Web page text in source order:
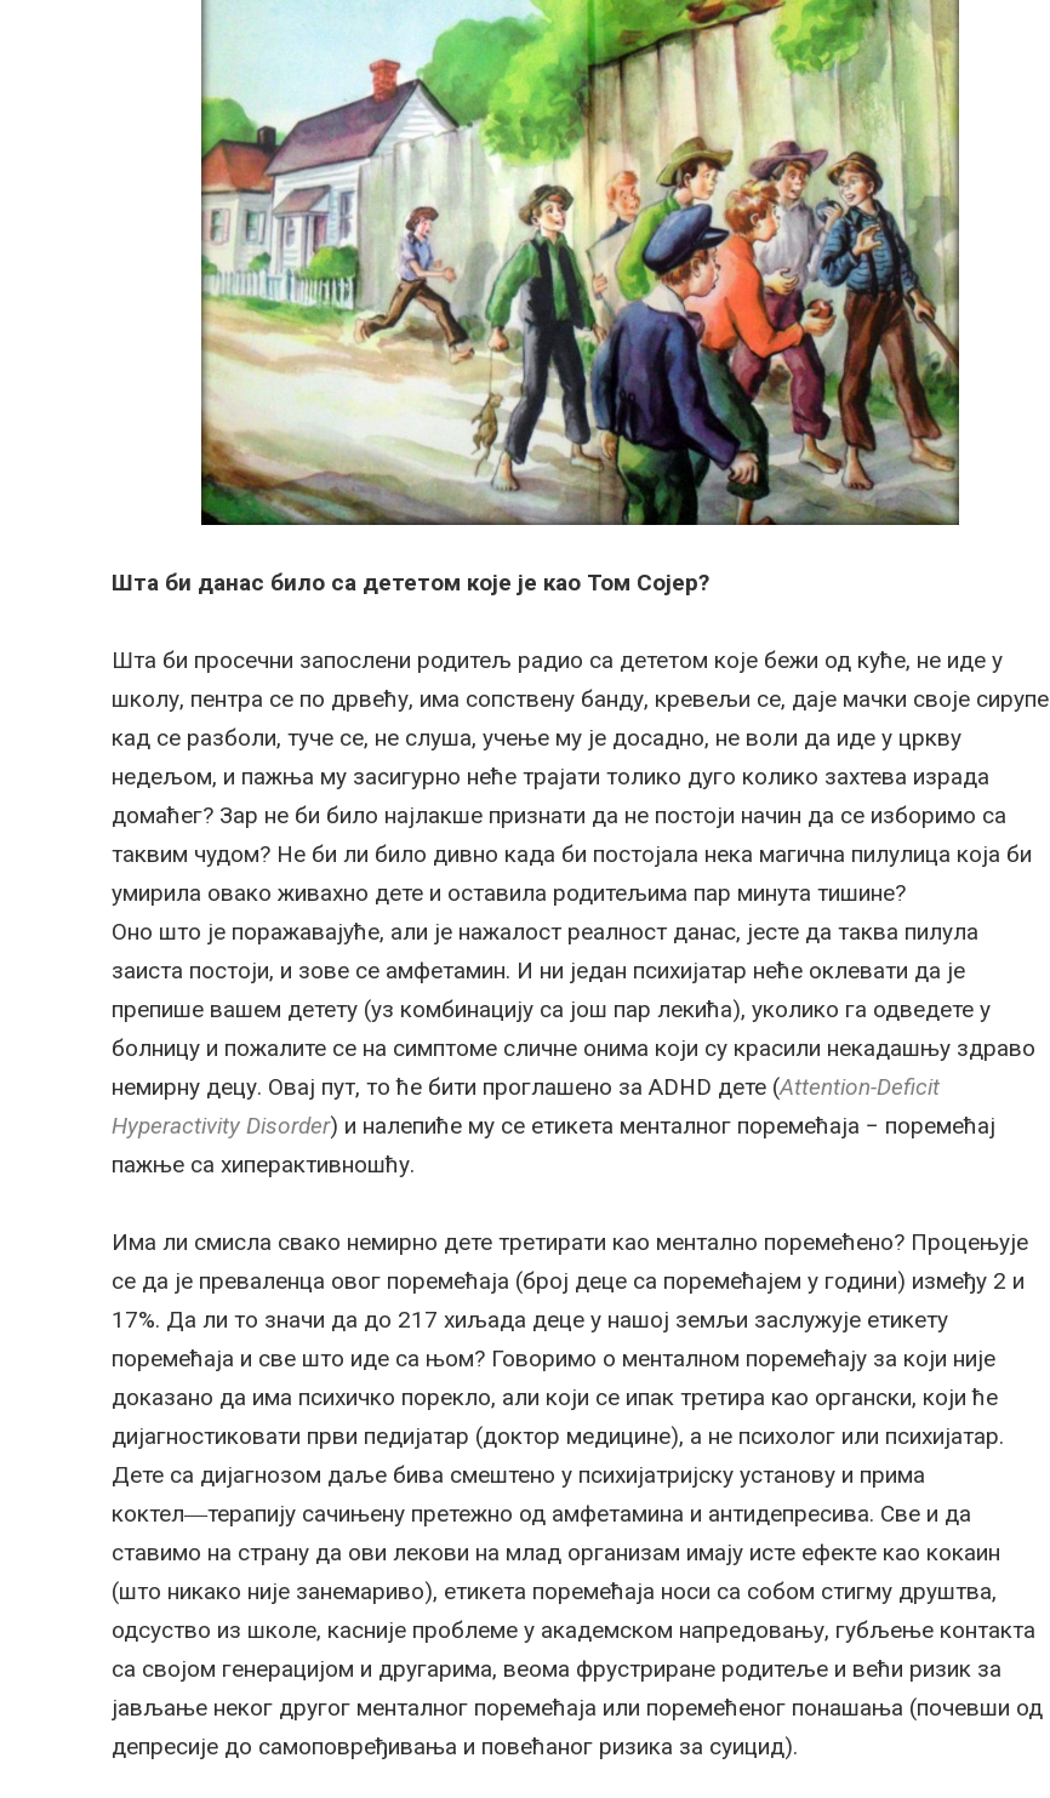
Шта би данас било са дететом које је као Том Сојер?
Шта би просечни запослени родитељ радио са дететом које бежи од куће, не иде у
школу, пентра се по дрвећу, има сопствену банду, кревељи се, даје мачки своје сирупе
кад се разболи, туче се, не слуша, учење му је досадно, не воли да иде у цркву
недељом, и пажња му засигурно неће трајати толико дуго колико захтева израда
домаћег? Зар не би било најлакше признати да не постоји начин да се изборимо са
таквим чудом? Не би ли било дивно када би постојала нека магична пилулица која би
умирила овако живахно дете и оставила родитељима пар минута тишине?
Оно што је поражавајуће, али је нажалост реалност данас, јесте да таква пилула
заиста постоји, и зове се амфетамин. И ни један психијатар неће оклевати да је
препише вашем детету (уз комбинацију са још пар лекића), уколико га одведете у
болницу и пожалите се на симптоме сличне онима који су красили некадашњу здраво
немирну децу. Овај пут, то ће бити проглашено за АDHD дете (Attention-Deficit
Hyperactivity Disorder) и налепиће му се етикета менталног поремећаја − поремећај
пажње са хиперактивношћу.
Има ли смисла свако немирно дете третирати као ментално поремећено? Процењује
се да је преваленца овог поремећаја (број деце са поремећајем у години) између 2 и
17%. Да ли то значи да до 217 хиљада деце у нашој земљи заслужује етикету
поремећаја и све што иде са њом? Говоримо о менталном поремећају за који није
доказано да има психичко порекло, али који се ипак третира као органски, који ће
дијагностиковати први педијатар (доктор медицине), а не психолог или психијатар.
Дете са дијагнозом даље бива смештено у психијатријску установу и прима
коктел―терапију сачињену претежно од амфетамина и антидепресива. Све и да
ставимо на страну да ови лекови на млад организам имају исте ефекте као кокаин
(што никако није занемариво), етикета поремећаја носи са собом стигму друштва,
одсуство из школе, касније проблеме у академском напредовању, губљење контакта
са својом генерацијом и другарима, веома фрустриране родитеље и већи ризик за
јављање неког другог менталног поремећаја или поремећеног понашања (почевши од
депресије до самоповређивања и повећаног ризика за суицид).